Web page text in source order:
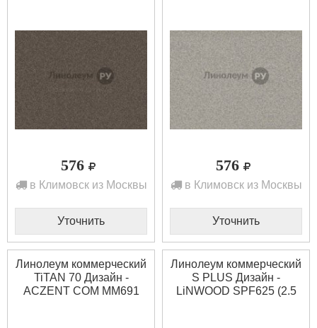
576
в Климовск из Москвы
Уточнить
576
в Климовск из Москвы
Уточнить
Линолеум коммерческий
TiTAN 70 Дизайн -
ACZENT COM MM691
Линолеум коммерческий
S PLUS Дизайн -
LiNWOOD SPF625 (2.5